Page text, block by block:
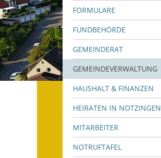
FORMULARE
FUNDBEHÖRDE
GEMEINDERAT
GEMEINDEVERWALTUNG
HAUSHALT & FINANZEN
HEIRATEN IN NOTZINGEN
MITARBEITER
NOTRUFTAFEL